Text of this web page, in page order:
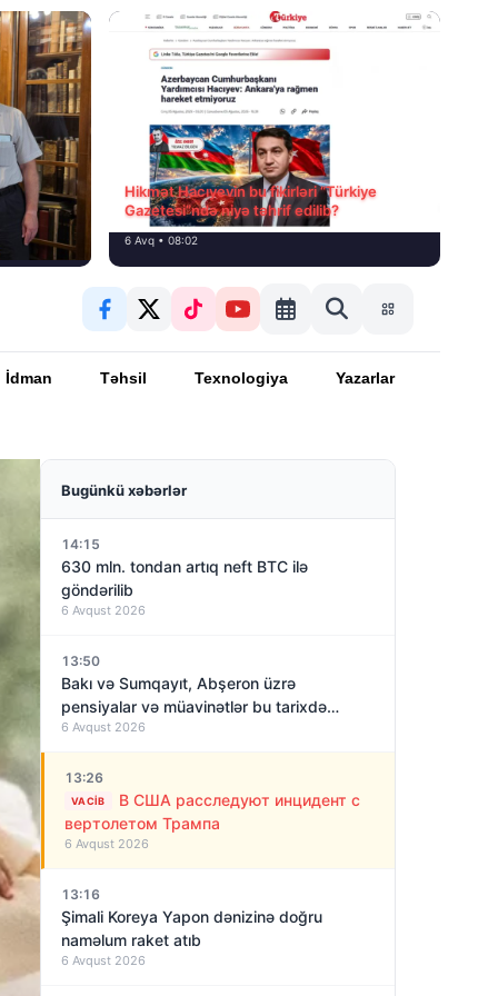
Hikmət Hacıyevin bu fikirləri “Türkiye
Gazetesi”ndə niyə təhrif edilib?
6 Avq • 08:02
İdman Təhsil Texnologiya Yazarlar
Bugünkü xəbərlər
14:15
630 mln. tondan artıq neft BTC ilə
göndərilib
6 Avqust 2026
13:50
Bakı və Sumqayıt, Abşeron üzrə
pensiyalar və müavinətlər bu tarixdə
veriləcək
6 Avqust 2026
13:26
VACIB
В США расследуют инцидент с
вертолетом Трампа
6 Avqust 2026
13:16
Şimali Koreya Yapon dənizinə doğru
naməlum raket atıb
6 Avqust 2026